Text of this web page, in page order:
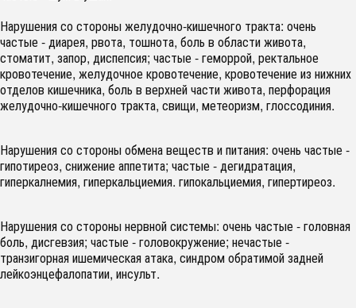
Нарушения со стороны желудочно-кишечного тракта: очень
частые - диарея, рвота, тошнота, боль в области живота,
стоматит, запор, диспепсия; частые - геморрой, ректальное
кровотечение, желудочное кровотечение, кровотечение из нижних
отделов кишечника, боль в верхней части живота, перфорация
желудочно-кишечного тракта, свищи, метеоризм, глоссодиния.
Нарушения со стороны обмена веществ и питания: очень частые -
гипотиреоз, снижение аппетита; частые - дегидратация,
гиперкалнемия, гиперкальциемия. гипокальциемия, гипертиреоз.
Нарушения со стороны нервной системы: очень частые - головная
боль, дисгевзия; частые - головокружение; нечастые -
транзигорная ишемическая атака, синдром обратимой задней
лейкоэнцефалопатии, инсульт.